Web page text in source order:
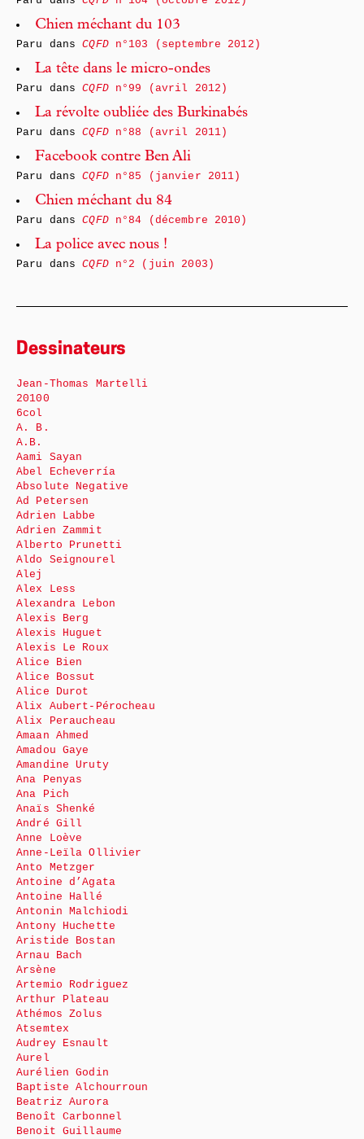
Chien méchant du 103
Paru dansCQFDn°103 (septembre 2012)
La tête dans le micro-ondes
Paru dansCQFDn°99 (avril 2012)
La révolte oubliée des Burkinabés
Paru dansCQFDn°88 (avril 2011)
Facebook contre Ben Ali
Paru dansCQFDn°85 (janvier 2011)
Chien méchant du 84
Paru dansCQFDn°84 (décembre 2010)
La police avec nous !
Paru dansCQFDn°2 (juin 2003)
Dessinateurs
Jean-Thomas Martelli
20100
6col
A. B.
A.B.
Aami Sayan
Abel Echeverría
Absolute Negative
Ad Petersen
Adrien Labbe
Adrien Zammit
Alberto Prunetti
Aldo Seignourel
Alej
Alex Less
Alexandra Lebon
Alexis Berg
Alexis Huguet
Alexis Le Roux
Alice Bien
Alice Bossut
Alice Durot
Alix Aubert-Pérocheau
Alix Peraucheau
Amaan Ahmed
Amadou Gaye
Amandine Uruty
Ana Penyas
Ana Pich
Anaïs Shenké
André Gill
Anne Loève
Anne-Leïla Ollivier
Anto Metzger
Antoine d’Agata
Antoine Hallé
Antonin Malchiodi
Antony Huchette
Aristide Bostan
Arnau Bach
Arsène
Artemio Rodriguez
Arthur Plateau
Athémos Zolus
Atsemtex
Audrey Esnault
Aurel
Aurélien Godin
Baptiste Alchourroun
Beatriz Aurora
Benoît Carbonnel
Benoit Guillaume